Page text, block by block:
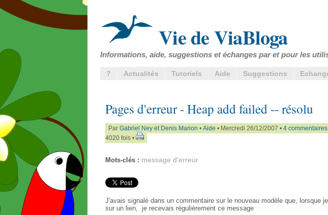
Vie de ViaBloga
Informations, aide, suggestions et échanges par et pour les
? Actualités Tutoriels Aide Suggestions
Pages d'erreur - Heap add failed -- résolu
Par Gabriel Ney et Denis Marion • Aide • Mercredi 26/12/2007 • 4 commentaires
4020 fois •
Mots-clés : message d'erreur
J'avais signalé dans un commentaire sur le nouveau modèle que, lorsque
sur un lien, je recevais régulièrement ce message